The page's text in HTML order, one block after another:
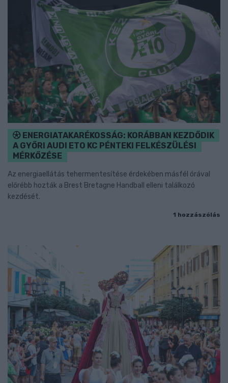
ENERGIATAKARÉKOSSÁG: KORÁBBAN KEZDŐDIK
A GYŐRI AUDI ETO KC PÉNTEKI FELKÉSZÜLÉSI
MÉRKŐZÉSE
Az energiaellátás tehermentesítése érdekében másfél órával
előrébb hozták a Brest Bretagne Handball elleni találkozó
kezdését.
1 hozzászólás